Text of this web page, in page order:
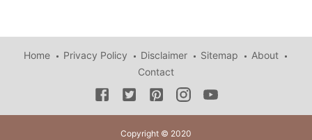
Home Privacy Policy Disclaimer Sitemap
About
Contact
Copyright © 2020